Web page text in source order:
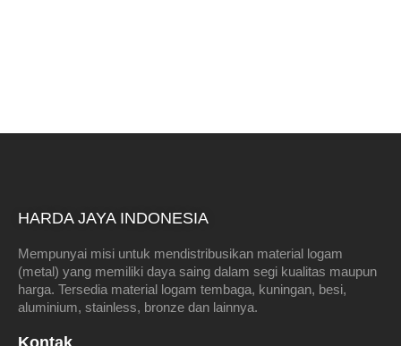
HARDA JAYA INDONESIA
Mempunyai misi untuk mendistribusikan material logam
(metal) yang memiliki daya saing dalam segi kualitas maupun
harga. Tersedia material logam tembaga, kuningan, besi,
aluminium, stainless, bronze dan lainnya.
Kontak